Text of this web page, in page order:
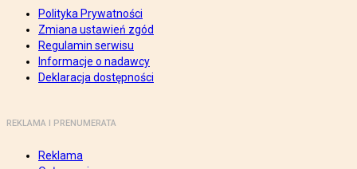
Polityka Prywatności
Zmiana ustawień zgód
Regulamin serwisu
Informacje o nadawcy
Deklaracja dostępności
REKLAMA I PRENUMERATA
Reklama